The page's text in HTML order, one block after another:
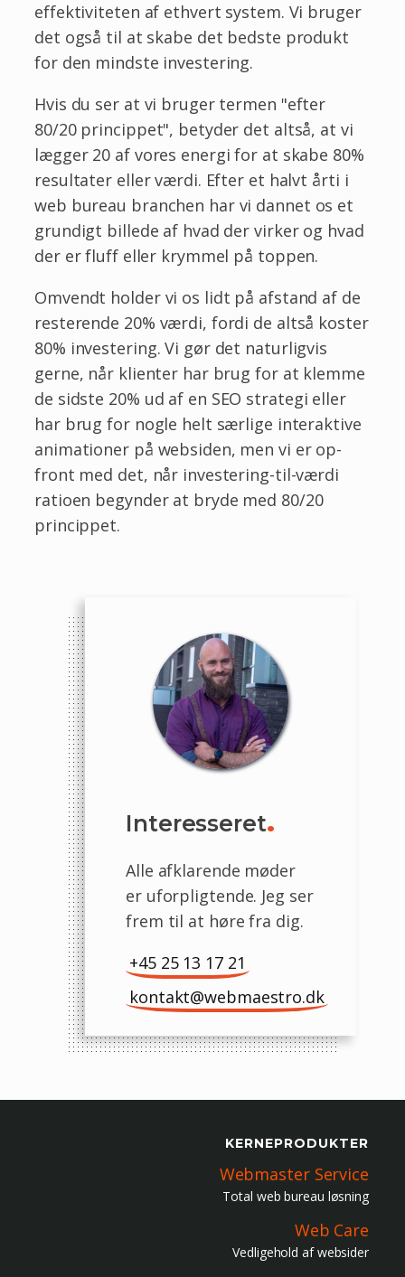
effektiviteten af ​​ethvert system. Vi bruger
det også til at skabe det bedste produkt
for den mindste investering.
Hvis du ser at vi bruger termen "efter
80/20 princippet", betyder det altså, at vi
lægger 20 af vores energi for at skabe 80%
resultater eller værdi. Efter et halvt årti i
web bureau branchen har vi dannet os et
grundigt billede af hvad der virker og hvad
der er fluff eller krymmel på toppen.
Omvendt holder vi os lidt på afstand af de
resterende 20% værdi, fordi de altså koster
80% investering. Vi gør det naturligvis
gerne, når klienter har brug for at klemme
de sidste 20% ud af en SEO strategi eller
har brug for nogle helt særlige interaktive
animationer på websiden, men vi er op-
front med det, når investering-til-værdi
ratioen begynder at bryde med 80/20
princippet.
Interesseret.
Alle afklarende møder
er uforpligtende. Jeg ser
frem til at høre fra dig.
+45 25 13 17 21
kontakt@webmaestro.dk
KERNEPRODUKTER
Webmaster Service
Total web bureau løsning
Web Care
Vedligehold af websider